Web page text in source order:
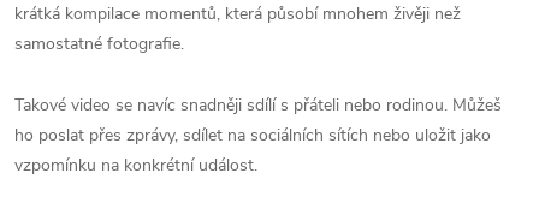
krátká kompilace momentů, která působí mnohem živěji než
samostatné fotografie.
Takové video se navíc snadněji sdílí s přáteli nebo rodinou. Můžeš
ho poslat přes zprávy, sdílet na sociálních sítích nebo uložit jako
vzpomínku na konkrétní událost.